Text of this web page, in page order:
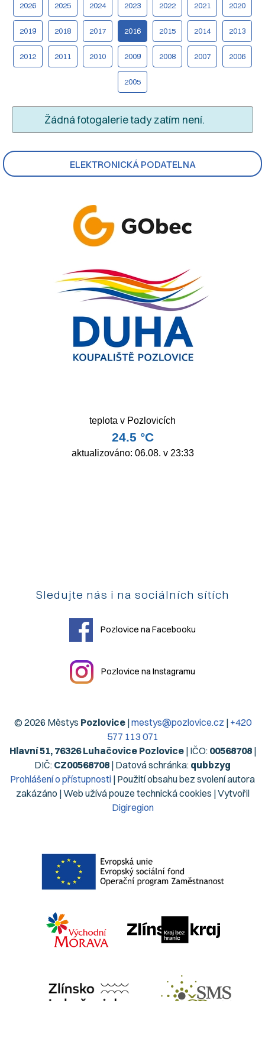
ELEKTRONICKÁ PODATELNA
2026 2025 2024 2023 2022 2021 2020
2019 2018 2017 2016 2015 2014 2013
2012 2011 2010 2009 2008 2007 2006
2005
Žádná fotogalerie tady zatím není.
Sledujte nás i na sociálních sítích
Pozlovice na Facebooku
Pozlovice na Instagramu
© 2026 Městys Pozlovice|mestys@pozlovice.cz | +420
577 113 071
Hlavní 51, 76326 Luhačovice Pozlovice| IČO: 00568708|
DIČ: CZ00568708 | Datová schránka: qubbzyg
Prohlášení o přístupnosti | Použití obsahu bez svolení autora
zakázáno | Web užívá pouze technická cookies | Vytvořil
Digiregion